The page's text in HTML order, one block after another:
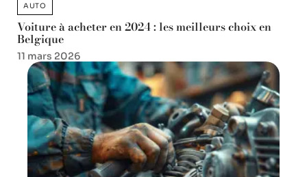
AUTO
Voiture à acheter en 2024 : les meilleurs choix en
Belgique
11 mars 2026